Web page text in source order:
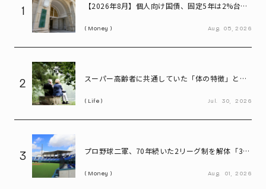
1
【2026年8月】個人向け国債、固定5年は2%台へ
紹介
Money Aug. 05, 2026
2
スーパー高齢者に共通していた「体の特徴」とは?
Life Jul. 30, 2026
3
プロ野球二軍、70年続いた2リーグ制を解体――「3地
Money Aug. 01, 2026